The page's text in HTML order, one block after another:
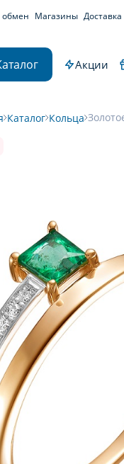
обмен Магазины
Акции
Каталог Кольца